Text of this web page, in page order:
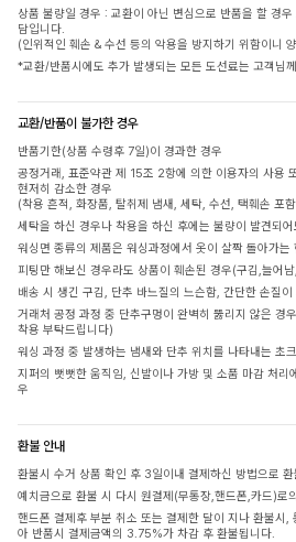
상품 불량일 경우 : 교환이 아닌 변심으로 반품을 할 경
담입니다.
(인위적인 훼손 & 수선 등의 악용을 방지하기 위함이니
*교환/반품시에도 추가 발생되는 모든 도선료는 고객님
교환/반품이 불가한 경우
반품기한(상품 수령후 7일)이 경과한 경우
공정거래, 표준약관 제 15조 2항에 의한 이용자의 사용
현저히 감소한 경우
(착용 흔적, 화장품, 탈취제 냄새, 세탁, 수선, 택훼손 포
세탁을 하신 경우나 착용을 하신 후에는 불량이 발견되
워싱면 종류의 제품은 워싱과정에서 옷이 살짝 돌아가는
피팅만 해보신 경우라도 상품이 훼손된 경우(구김,늘어
배송 시 생긴 구김, 단추 바느질의 느슨함, 간단한 손질
거래처 공정 과정 중 단추구멍이 완벽히 뚫리지 않은 경
착용 부탁드립니다)
워싱 과정 중 발생하는 냄새와 단추 위치를 나타내는 초
지퍼의 뻣뻣한 움직임, 신발이나 가방 및 소품 마감 처리
우
환불 안내
환불시 수거 상품 확인 후 3일이내 결제하신 방법으로
예치금으로 환불 시 다시 원결제(무통장,핸드폰,카드)로
핸드폰 결제후 부분 취소 또는 결제한 달이 지나 환불시,
아 반품시 결제금액의 3.75%가 차감 후 환불됩니다.